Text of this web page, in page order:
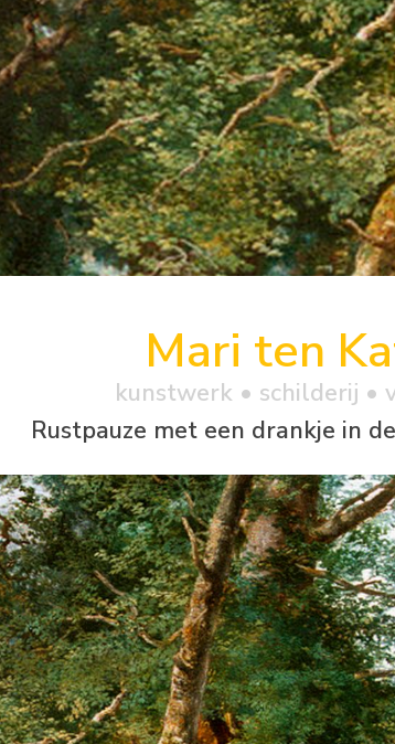
Mari ten
kunstwerk • schilderij •
Rustpauze met een drankje in